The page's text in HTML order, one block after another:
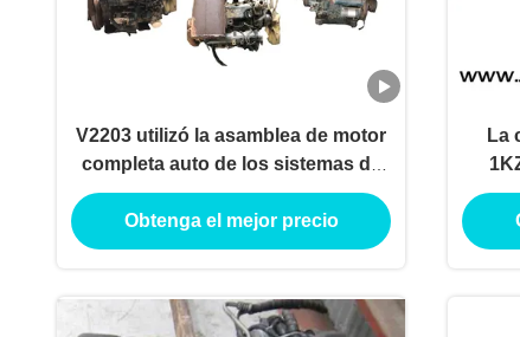
V2203 utilizó la asamblea de motor
completa auto de los sistemas de
motor del motor diesel
Obtenga el mejor precio
La